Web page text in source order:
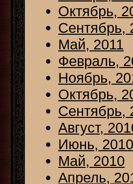
Октябрь,
Сентябрь,
Май, 2011
Февраль,
Ноябрь,
Октябрь,
Сентябрь,
Август,
Июнь, 2010
Май, 2010
Апрель,